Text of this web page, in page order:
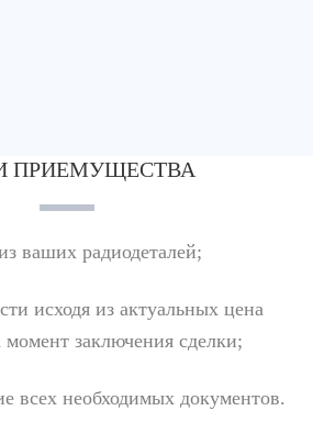
ПРИЕМУЩЕСТВА
ваших радиодеталей;
исходя из актуальных цена
заключения сделки;
всех необходимых документов.